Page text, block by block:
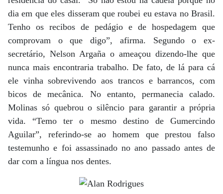
dia em que eles disseram que roubei eu estava no Brasil.
Tenho os recibos de pedágio e de hospedagem que
comprovam o que digo”, afirma. Segundo o ex-
secretário, Nelson Argaña o ameaçou dizendo-lhe que
nunca mais encontraria trabalho. De fato, de lá para cá
ele vinha sobrevivendo aos trancos e barrancos, com
bicos de mecânica. No entanto, permanecia calado.
Molinas só quebrou o silêncio para garantir a própria
vida. “Temo ter o mesmo destino de Gumercindo
Aguilar”, referindo-se ao homem que prestou falso
testemunho e foi assassinado no ano passado antes de
dar com a língua nos dentes.